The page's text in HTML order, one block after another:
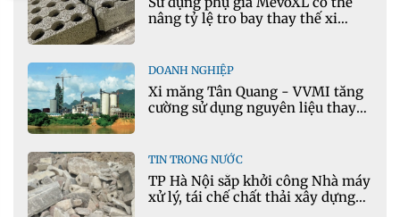
nâng tỷ lệ tro bay thay thế xi
DOANH NGHIỆP
Xi măng Tân Quang - VVMI tăng
cường sử dụng nguyên liệu thay
TIN TRONG NƯỚC
TP Hà Nội sắp khởi công Nhà máy
xử lý, tái chế chất thải xây dựng